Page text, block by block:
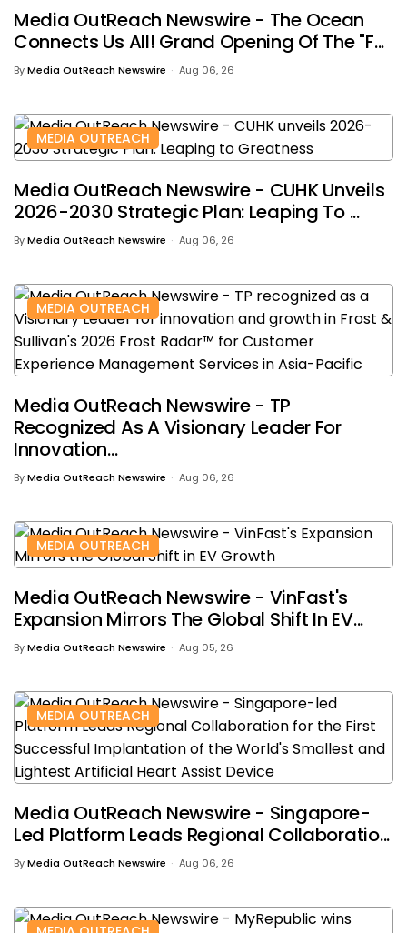
Media OutReach Newswire - The Ocean
Connects Us All! Grand Opening Of The "F...
ByMedia OutReach Newswire Aug 06, 26
MEDIA OUTREACH
Media OutReach Newswire - CUHK Unveils
2026-2030 Strategic Plan: Leaping To ...
ByMedia OutReach Newswire Aug 06, 26
MEDIA OUTREACH
Media OutReach Newswire - TP
Recognized As A Visionary Leader For
Innovation...
ByMedia OutReach Newswire Aug 06, 26
MEDIA OUTREACH
Media OutReach Newswire - VinFast's
Expansion Mirrors The Global Shift In EV...
ByMedia OutReach Newswire Aug 05, 26
MEDIA OUTREACH
Media OutReach Newswire - Singapore-
Led Platform Leads Regional Collaboratio...
ByMedia OutReach Newswire Aug 06, 26